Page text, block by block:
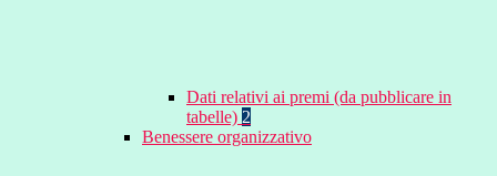
Dati relativi ai premi (da pubblicare in
tabelle) 2
Benessere organizzativo